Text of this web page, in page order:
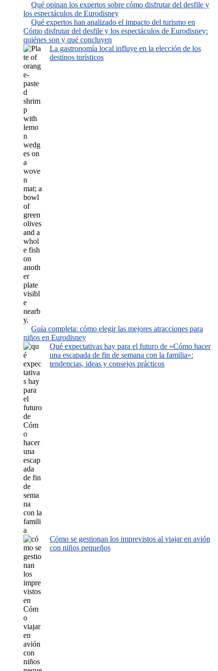
Qué opinan los expertos sobre cómo disfrutar del desfile y
los espectáculos de Eurodisney
Qué expertos han analizado el impacto del turismo en
Cómo disfrutar del desfile y los espectáculos de Eurodisney:
quiénes son y qué concluyen
La gastronomía local influye en la elección de los
destinos turísticos
Guía completa: cómo elegir las mejores atracciones para
niños en Eurodisney
Qué expectativas hay para el futuro de «Cómo hacer
una escapada de fin de semana con la familia»:
tendencias, ideas y consejos prácticos
Cómo se gestionan los imprevistos al viajar en avión
con niños pequeños